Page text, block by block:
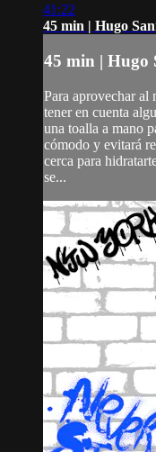
41:22
45 min | Hugo
45 min | Hugo
Para aprovechar al
tener en cuenta
una toalla a mano
cómodo y evitará
cerca para
se...